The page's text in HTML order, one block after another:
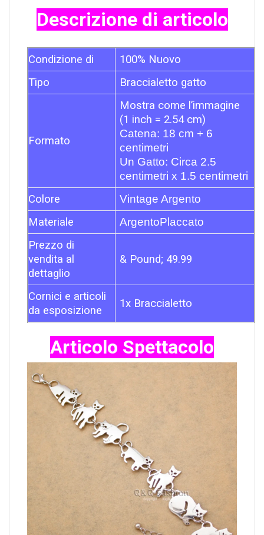
Descrizione di articolo
Condizione di
100% Nuovo
Tipo
Braccialetto gatto
Formato
Mostra come l’immagine
(1 inch = 2.54 cm)
Catena: 18 cm + 6
centimetri
Un Gatto: Circa 2.5
centimetri x 1.5 centimetri
Colore Vintage Argento
Materiale ArgentoPlaccato
Prezzo di
vendita al
dettaglio
& Pound; 49.99
Cornici e articoli
da esposizione
1x Braccialetto
Articolo Spettacolo